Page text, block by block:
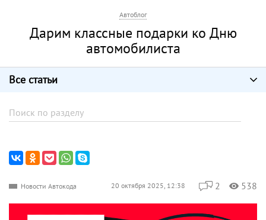
Автоблог
Дарим классные подарки ко Дню
автомобилиста
Все статьи
Новости Автокода 20 октября 2025, 12:38 2 538